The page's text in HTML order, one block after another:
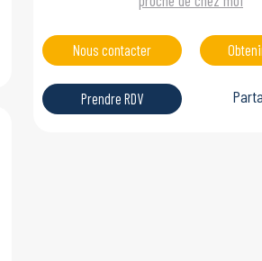
Nous contacter
Prendre RDV